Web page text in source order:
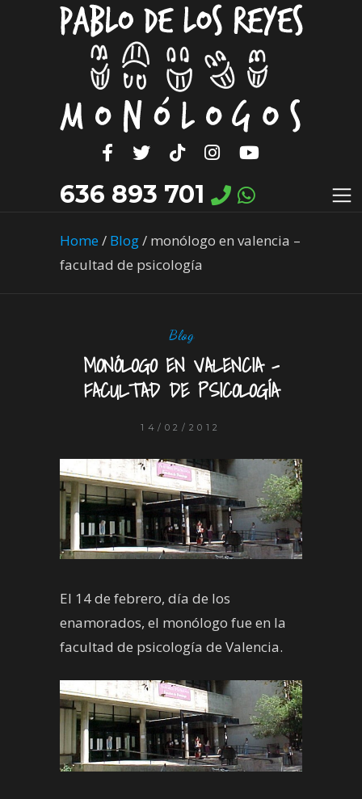
636 893 701
Home/ Blog/ monólogo en valencia –
facultad de psicología
Blog
MONÓLOGO EN VALENCIA –
FACULTAD DE PSICOLOGÍA
14/02/2012
El 14 de febrero, día de los
enamorados, el monólogo fue en la
facultad de psicología de Valencia.